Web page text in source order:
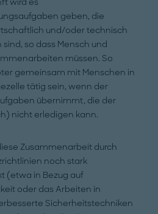
wird es
geben, die
und/oder technisch
sind, so dass Mensch und
müssen. So
gemeinsam mit Menschen in
tätig sein, wenn der
übernimmt, die der
nicht erledigen kann.
Zusammenarbeit durch
noch stark
(etwa in Bezug auf
oder das Arbeiten in
Sicherheitstechniken